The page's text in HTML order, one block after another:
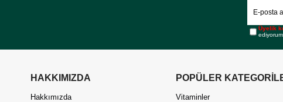
Üyelik
ediyorum.
HAKKIMIZDA
Hakkımızda
POPÜLER
Vitaminler